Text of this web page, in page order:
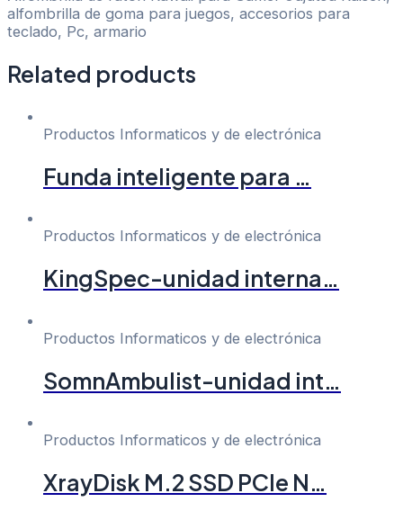
alfombrilla de goma para juegos, accesorios para
teclado, Pc, armario
Related products
Productos Informaticos y de electrónica
Funda inteligente para …
Productos Informaticos y de electrónica
KingSpec-unidad interna…
Productos Informaticos y de electrónica
SomnAmbulist-unidad int…
Productos Informaticos y de electrónica
XrayDisk M.2 SSD PCIe N…